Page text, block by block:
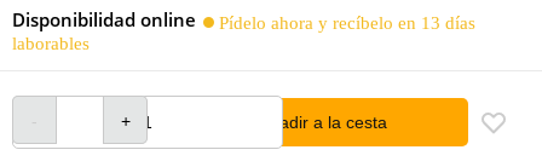
Disponibilidad online
Pídelo ahora y recíbelo en 13 días
laborables
añadir a la cesta